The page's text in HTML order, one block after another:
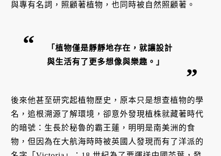
與專有名詞，照顧著植物，也同時被自然照顧著。
「植物僅是靜靜地存在，就讓設計
與生活有了更多想像與樂趣。」
後來他甚至研究起植物歷史，原本只是想查植物的學
名，追根溯源了解環境，卻意外發現植株就藏著時代
的暗號：生長於秘魯的霸王蓮，明明是南美洲的食
物，但因為在大航海時時被英國人發現而有了洋派的